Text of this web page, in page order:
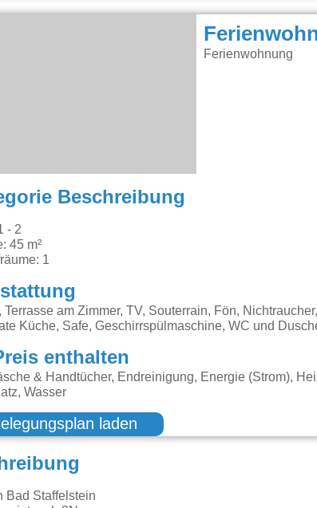
Ferienwohnung
Beschreibung
- 2
45 m²
1
Terrasse am Zimmer, TV, Souterrain, Fön,
Küche, Safe, Geschirrspülmaschine, WC und
enthalten
& Handtücher, Endreinigung, Energie (Strom),
Wasser
laden
Bad Staffelstein